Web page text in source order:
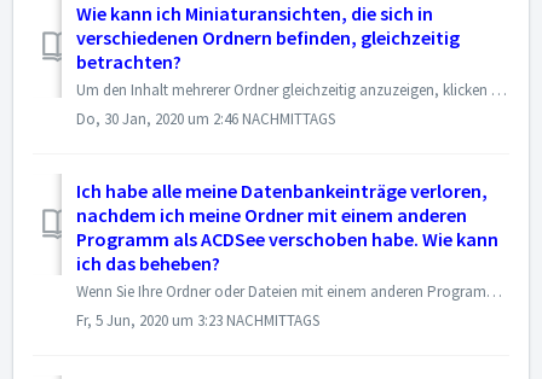
Wie kann ich Miniaturansichten, die sich in
verschiedenen Ordnern befinden, gleichzeitig
betrachten?
Um den Inhalt mehrerer Ordner gleichzeitig anzuzeigen, klicken Sie die Pfeile der gewünschten Ordner, die sich im Ordnerbaum links von den Ordnernamen befind...
Do, 30 Jan, 2020 um 2:46 NACHMITTAGS
Ich habe alle meine Datenbankeinträge verloren,
nachdem ich meine Ordner mit einem anderen
Programm als ACDSee verschoben habe. Wie kann
ich das beheben?
Wenn Sie Ihre Ordner oder Dateien mit einem anderen Programm als ACDSee verschoben haben, sind höchstwahrscheinlich so genannte verwaiste Ordner/Dateien ent...
Fr, 5 Jun, 2020 um 3:23 NACHMITTAGS